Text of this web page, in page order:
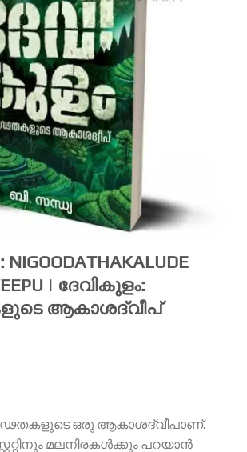
NIGOODATHAKALUDE
| ദേവികുളം:
ആകാശദ്വീപ്
ഒരു ആകാശദ്വീപാണ്.
മലനിരകള്‍ക്കും പറയാന്‍